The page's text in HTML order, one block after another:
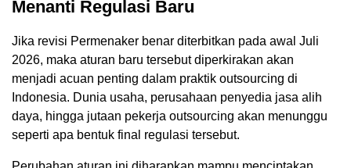
Menanti Regulasi Baru
Jika revisi Permenaker benar diterbitkan pada awal Juli
2026, maka aturan baru tersebut diperkirakan akan
menjadi acuan penting dalam praktik outsourcing di
Indonesia. Dunia usaha, perusahaan penyedia jasa alih
daya, hingga jutaan pekerja outsourcing akan menunggu
seperti apa bentuk final regulasi tersebut.